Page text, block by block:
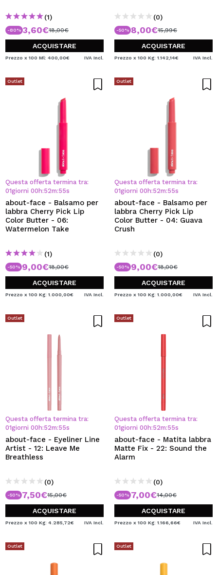
(1)
-80% 3,60€18,00€
ACQUISTARE
Prezzo x 100 Ml: 400,00€ IVA Incl.
(0)
-50% 8,00€15,99€
ACQUISTARE
Prezzo x 100 Kg: 1.142,14€ IVA Incl.
Outlet
Questa offerta termina tra:
01giorni 00 h:52m:54s
about-face - Balsamo per
labbra Cherry Pick Lip
Color Butter - 06:
Watermelon Take
(1)
-50% 9,00€18,00€
ACQUISTARE
Prezzo x 100 Kg: 1.000,00€ IVA Incl.
Outlet
Questa offerta termina tra:
01giorni 00 h:52m:54s
about-face - Balsamo per
labbra Cherry Pick Lip
Color Butter - 04: Guava
Crush
(0)
-50% 9,00€18,00€
ACQUISTARE
Prezzo x 100 Kg: 1.000,00€ IVA Incl.
Outlet
Questa offerta termina tra:
01giorni 00 h:52m:54s
about-face - Eyeliner Line
Artist - 12: Leave Me
Breathless
(0)
-50% 7,50€15,00€
ACQUISTARE
Prezzo x 100 Kg: 4.285,72€ IVA Incl.
Outlet
Questa offerta termina tra:
01giorni 00 h:52m:54s
about-face - Matita labbra
Matte Fix - 22: Sound the
Alarm
(0)
-50% 7,00€14,00€
ACQUISTARE
Prezzo x 100 Kg: 1.166,66€ IVA Incl.
Outlet Outlet